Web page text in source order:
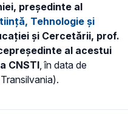
președinte al
Tehnologie și
și Cercetării, prof.
al acestui
CNSTI, în data de